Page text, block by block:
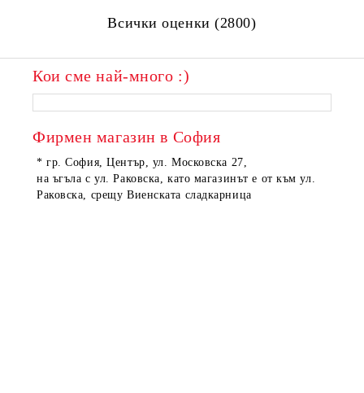
Всички оценки (2800)
Кои сме най-много :)
Фирмен магазин в София
* гр. София, Център, ул. Московска 27,
на ъгъла с ул. Раковска, като магазинът е от към ул.
Раковска, срещу Виенската сладкарница